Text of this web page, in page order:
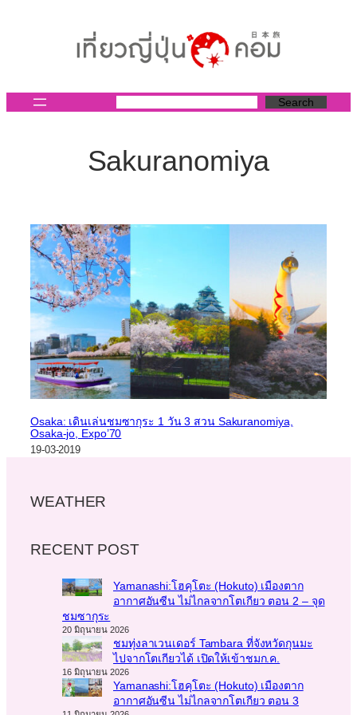
Search
Sakuranomiya
Osaka: เดินเล่นชมซากุระ 1 วัน 3 สวน Sakuranomiya,
Osaka-jo, Expo’70
19-03-2019
WEATHER
RECENT POST
Yamanashi:โฮคุโตะ (Hokuto) เมืองตาก
อากาศอันซีน ไม่ไกลจากโตเกียว ตอน 2 – จุด
ชมซากุระ
20 มิถุนายน 2026
ชมทุ่งลาเวนเดอร์ Tambara ที่จังหวัดกุนมะ
ไปจากโตเกียวได้ เปิดให้เข้าชมก.ค.
16 มิถุนายน 2026
Yamanashi:โฮคุโตะ (Hokuto) เมืองตาก
อากาศอันซีน ไม่ไกลจากโตเกียว ตอน 3